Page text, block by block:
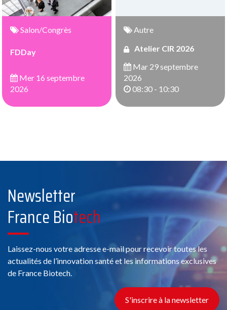
Salon/Congrès
FDDay
Mer 16 septembre
2026
Autre
Atelier CIR 2026
Mar 29 septembre
2026
08:30 - 10:30
Newsletter
France Biotech
Laissez-nous votre adresse e-mail pour recevoir toutes les
actualités de l’innovation santé et les informations exclusives
de France Biotech.
S'inscrire à la newsletter